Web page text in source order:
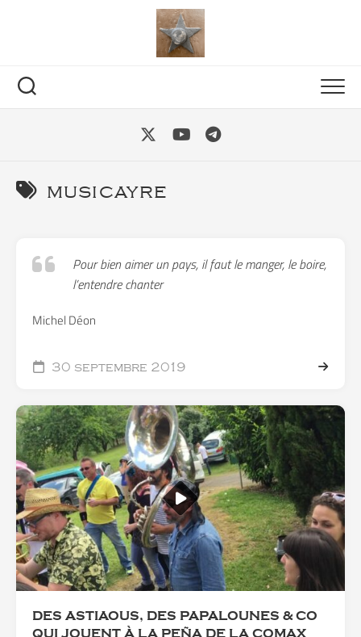
musicayre
Pour bien aimer un pays, il faut le manger, le boire,
l’entendre chanter
Michel Déon
30 septembre 2019
DES ASTIAOUS, DES PAPALOUNES & CO
QUI JOUENT À LA PEÑA DE LA COMAX